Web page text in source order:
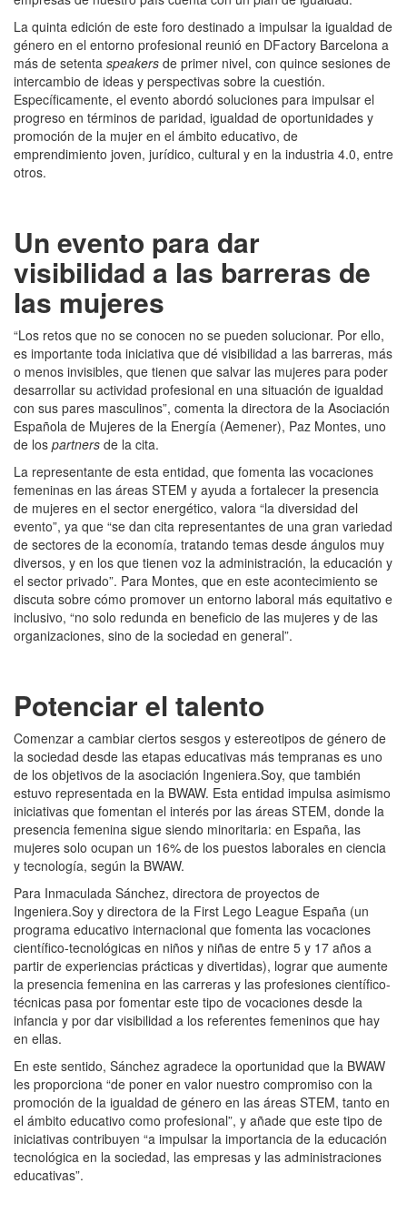
La quinta edición de este foro destinado a impulsar la igualdad de
género en el entorno profesional reunió en DFactory Barcelona a
más de setenta speakers de primer nivel, con quince sesiones de
intercambio de ideas y perspectivas sobre la cuestión.
Específicamente, el evento abordó soluciones para impulsar el
progreso en términos de paridad, igualdad de oportunidades y
promoción de la mujer en el ámbito educativo, de
emprendimiento joven, jurídico, cultural y en la industria 4.0, entre
otros.
Un evento para dar
visibilidad a las barreras de
las mujeres
“Los retos que no se conocen no se pueden solucionar. Por ello,
es importante toda iniciativa que dé visibilidad a las barreras, más
o menos invisibles, que tienen que salvar las mujeres para poder
desarrollar su actividad profesional en una situación de igualdad
con sus pares masculinos”, comenta la directora de la Asociación
Española de Mujeres de la Energía (Aemener), Paz Montes, uno
de los partners de la cita.
La representante de esta entidad, que fomenta las vocaciones
femeninas en las áreas STEM y ayuda a fortalecer la presencia
de mujeres en el sector energético, valora “la diversidad del
evento”, ya que “se dan cita representantes de una gran variedad
de sectores de la economía, tratando temas desde ángulos muy
diversos, y en los que tienen voz la administración, la educación y
el sector privado”. Para Montes, que en este acontecimiento se
discuta sobre cómo promover un entorno laboral más equitativo e
inclusivo, “no solo redunda en beneficio de las mujeres y de las
organizaciones, sino de la sociedad en general”.
Potenciar el talento
Comenzar a cambiar ciertos sesgos y estereotipos de género de
la sociedad desde las etapas educativas más tempranas es uno
de los objetivos de la asociación Ingeniera.Soy, que también
estuvo representada en la BWAW. Esta entidad impulsa asimismo
iniciativas que fomentan el interés por las áreas STEM, donde la
presencia femenina sigue siendo minoritaria: en España, las
mujeres solo ocupan un 16% de los puestos laborales en ciencia
y tecnología, según la BWAW.
Para Inmaculada Sánchez, directora de proyectos de
Ingeniera.Soy y directora de la First Lego League España (un
programa educativo internacional que fomenta las vocaciones
científico-tecnológicas en niños y niñas de entre 5 y 17 años a
partir de experiencias prácticas y divertidas), lograr que aumente
la presencia femenina en las carreras y las profesiones científico-
técnicas pasa por fomentar este tipo de vocaciones desde la
infancia y por dar visibilidad a los referentes femeninos que hay
en ellas.
En este sentido, Sánchez agradece la oportunidad que la BWAW
les proporciona “de poner en valor nuestro compromiso con la
promoción de la igualdad de género en las áreas STEM, tanto en
el ámbito educativo como profesional”, y añade que este tipo de
iniciativas contribuyen “a impulsar la importancia de la educación
tecnológica en la sociedad, las empresas y las administraciones
educativas”.